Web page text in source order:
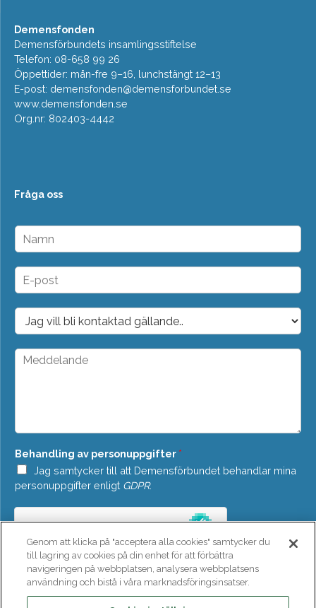
Demensfonden
Demensförbundets insamlingsstiftelse
Telefon: 08-658 99 26
Öppettider: mån-fre 9–16, lunchstängt 12–13
E-post: demensfonden@demensforbundet.se
www.demensfonden.se
Org.nr: 802403-4442
Fråga oss
N
m
n
E
p
o
t
*
D
o
p
M
a
d
e
*
Behandling av personuppgifter *
Jag samtycker till att Demensförbundet behandlar mina
personuppgifter enligt GDPR.
SKICKA
Genom att klicka på "acceptera alla cookies" samtycker du
till lagring av cookies på din enhet för att förbättra
navigeringen på webbplatsen, analysera webbplatsens
användning och bistå i våra marknadsföringsinsatser.